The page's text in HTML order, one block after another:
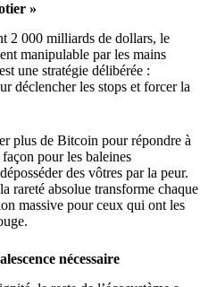
»
2 000 milliards de dollars, le
manipulable par les mains
une stratégie délibérée :
déclencher les stops et forcer la
plus de Bitcoin pour répondre à
pour les baleines
des vôtres par la peur.
rareté absolue transforme chaque
massive pour ceux qui ont les
nécessaire